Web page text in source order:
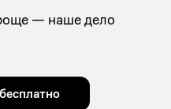
— наше дело